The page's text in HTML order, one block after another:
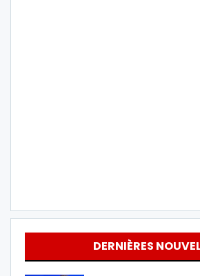
DERNIÈRES